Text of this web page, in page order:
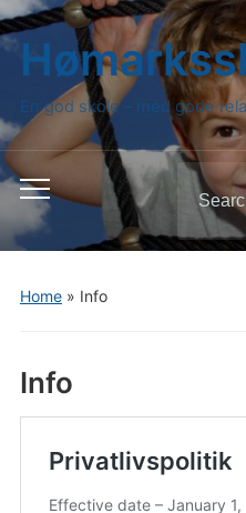
En god skole – med gode
Toggle
mobile
menu
Search
for:
Home» Info
Info